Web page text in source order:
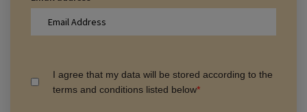
I agree that my data will be stored according to the
terms and conditions listed below*